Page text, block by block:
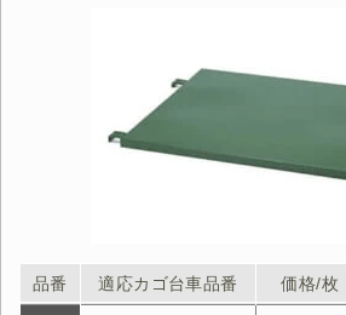
品番 適応カゴ台車品番 価格/枚